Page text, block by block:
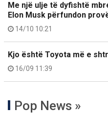
Me një ulje të dyfishtë
Elon Musk përfundon
14/10 10:21
Kjo është Toyota më e
16/09 11:39
Pop News »